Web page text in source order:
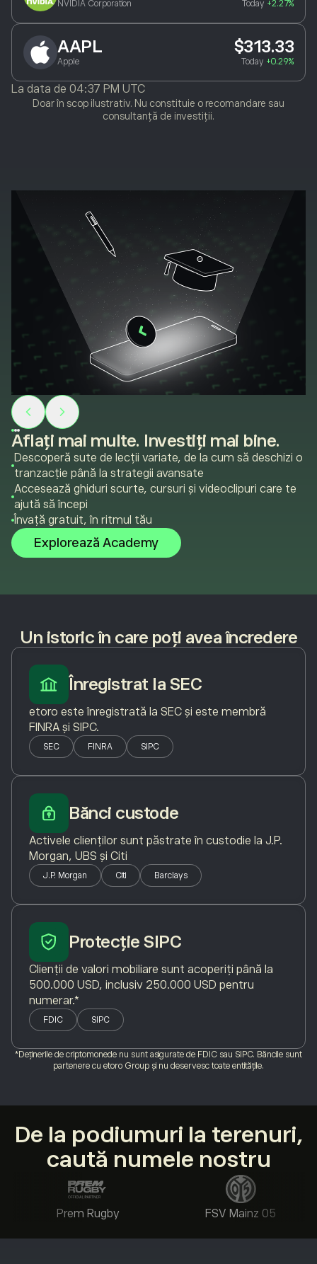
NVIDIA Corporation Today +2.27%
AAPL
Apple
$313.33
Today +0.29%
La data de 04:37 PM UTC
Doar în scop ilustrativ. Nu constituie o recomandare sau
consultanță de investiții.
Aflați mai multe. Investiți mai bine.
Descoperă sute de lecții variate, de la cum să deschizi o
tranzacție până la strategii avansate
Accesează ghiduri scurte, cursuri și videoclipuri care te
ajută să începi
Învață gratuit, în ritmul tău
Explorează Academy
Un istoric în care poți avea încredere
Înregistrat la SEC
etoro este înregistrată la SEC și este membră
FINRA și SIPC.
SEC FINRA SIPC
Bănci custode
Activele clienților sunt păstrate în custodie la J.P.
Morgan, UBS și Citi
J.P. Morgan Citi Barclays
Protecție SIPC
Clienții de valori mobiliare sunt acoperiți până la
500.000 USD, inclusiv 250.000 USD pentru
numerar.*
FDIC SIPC
*Deținerile de criptomonede nu sunt asigurate de FDIC sau SIPC. Băncile sunt
partenere cu etoro Group și nu deservesc toate entitățile.
De la podiumuri la terenuri,
caută numele nostru
Prem Rugby FSV Mainz 05